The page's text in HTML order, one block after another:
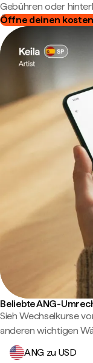
Gebühren oder
Öffne deinen
Beliebte ANG-
Sieh Wechselkurse
anderen wichtigen
ANG zu USD